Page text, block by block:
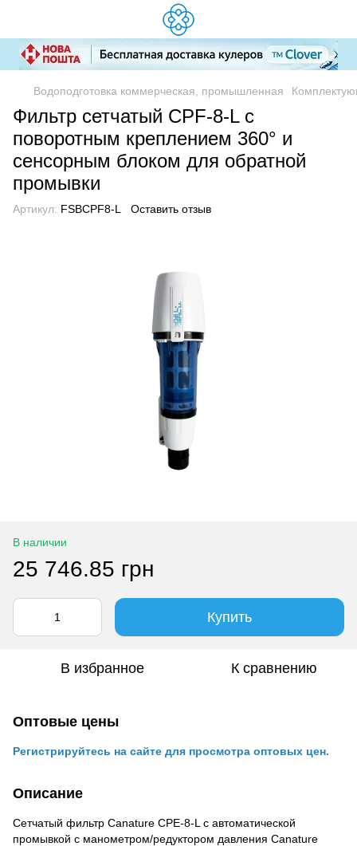
Водоподготовка коммерческая, промышленная
Фильтр сетчатый CPF-8-L с
поворотным креплением 360° и
сенсорным блоком для обратной
промывки
Артикул: FSBCPF8-L Оставить отзыв
В наличии
25 746.85 грн
Купить
В избранное К сравнению
Оптовые цены
Регистрируйтесь на сайте для просмотра оптовых цен.
Описание
Сетчатый фильтр Canature CPE-8-L с автоматической
промывкой с манометром/редуктором давления Canature